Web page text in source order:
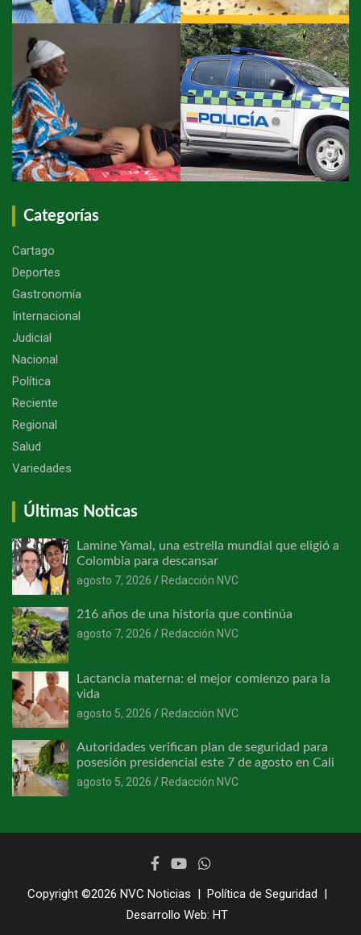
Categorías
Cartago
Deportes
Gastronomía
Internacional
Judicial
Nacional
Política
Reciente
Regional
Salud
Variedades
Últimas Noticas
Lamine Yamal, una estrella mundial que eligió a
Colombia para descansar
agosto 7, 2026
Redacción NVC
216 años de una historia que continúa
agosto 7, 2026
Redacción NVC
Lactancia materna: el mejor comienzo para la
vida
agosto 5, 2026
Redacción NVC
Autoridades verifican plan de seguridad para
posesión presidencial este 7 de agosto en Cali
agosto 5, 2026
Redacción NVC
Copyright ©2026 NVC Noticias
Política de Seguridad
Desarrollo Web: HT